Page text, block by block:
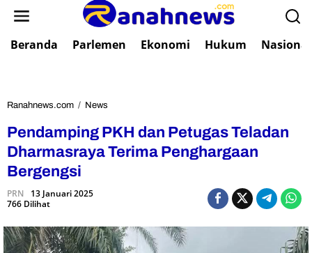
Beranda Parlemen Ekonomi Hukum Nasional
Ranahnews.com / News
n
d
g
P
Pendamping PKH dan Petugas Teladan
Dharmasraya Terima Penghargaan
Bergengsi
PRN
13 Januari 2025
766 Dilihat